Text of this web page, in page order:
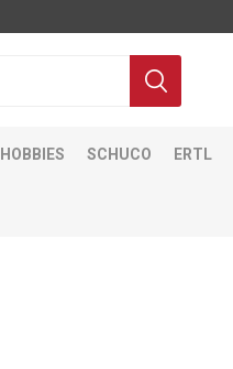
SCHUCO ERTL